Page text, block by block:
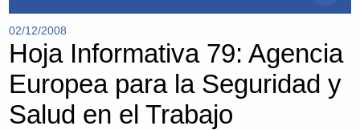
02/12/2008
Hoja Informativa 79: Agencia
Europea para la Seguridad y
Salud en el Trabajo